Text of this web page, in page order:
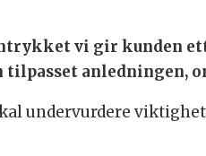
vi gir kunden
anledningen,
undervurdere